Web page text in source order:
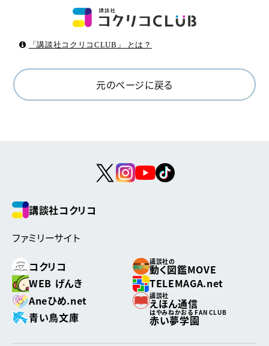
「講談社コクリコCLUB」 とは？
元のページに戻る
講談社コクリコ
ファミリーサイト
コクリコ
講談社の
動く図鑑MOVE
WEB げんき
TELEMAGA.net
Aneひめ.net
講談社
えほん通信
青い鳥文庫
はやみねかおる FAN CLUB
赤い夢学園